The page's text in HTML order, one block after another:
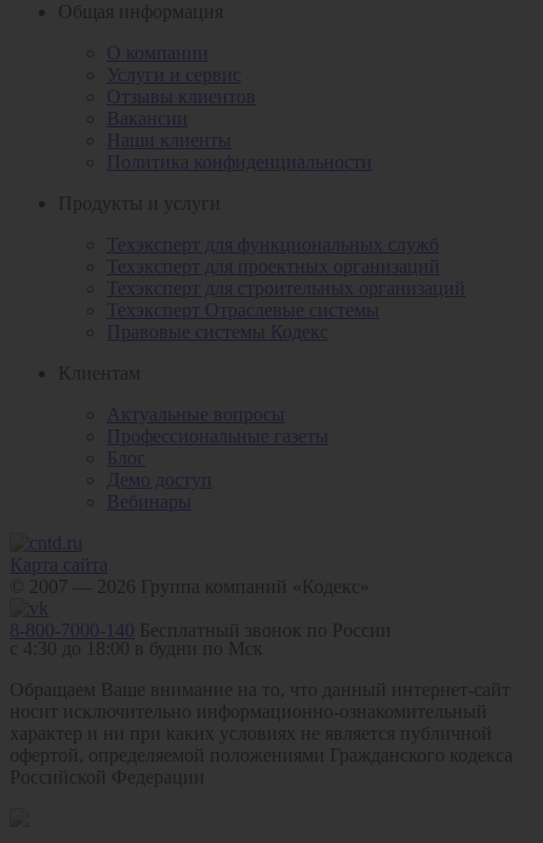
Общая информация
О компании
Услуги и сервис
Отзывы клиентов
Вакансии
Наши клиенты
Политика конфиденциальности
Продукты и услуги
Техэксперт для функциональных служб
Техэксперт для проектных организаций
Техэксперт для строительных организаций
Техэксперт Отраслевые системы
Правовые системы Кодекс
Клиентам
Актуальные вопросы
Профессиональные газеты
Блог
Демо доступ
Вебинары
Карта сайта
© 2007 — 2026 Группа компаний «Кодекс»
8-800-7000-140 Бесплатный звонок по России
с 4:30 до 18:00 в будни по Мск
Обращаем Ваше внимание на то, что данный интернет-сайт
носит исключительно информационно-ознакомительный
характер и ни при каких условиях не является публичной
офертой, определяемой положениями Гражданского кодекса
Российской Федерации